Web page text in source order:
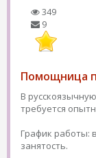
349
9
Помощница
В
требуется
График работы:
занятость.